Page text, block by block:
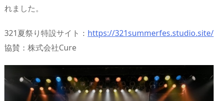
れました。
321夏祭り特設サイト： https://321summerfes.studio.site/
協賛：株式会社Cure